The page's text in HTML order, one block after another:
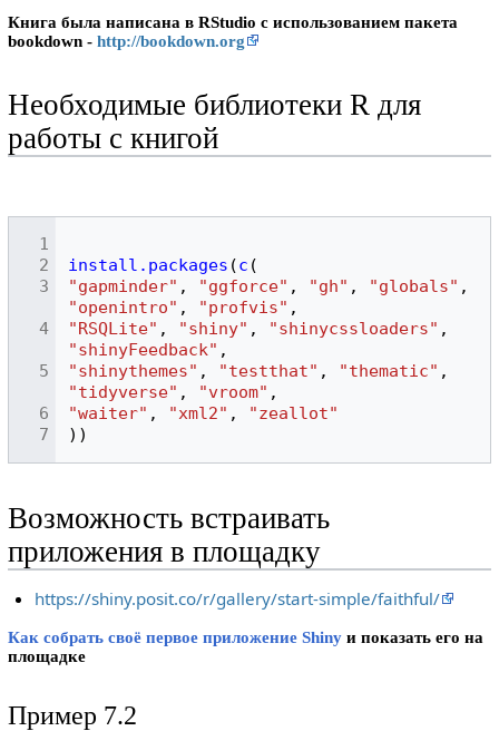
Книга была написана в RStudio с использованием пакета
bookdown - http://bookdown.org
Необходимые библиотеки R для
работы с книгой
install.packages (c (
"gapminder" , "ggforce" , "gh" , "globals" ,
"openintro" , "profvis" ,
"RSQLite" , "shiny" , "shinycssloaders" ,
"shinyFeedback" ,
"shinythemes" , "testthat" , "thematic" ,
"tidyverse" , "vroom" ,
"waiter" , "xml2" ,
"zeallot"
))
Возможность встраивать
приложения в площадку
https://shiny.posit.co/r/gallery/start-simple/faithful/
Как собрать своё первое приложение Shinуи показать его на
площадке
Пример 7.2